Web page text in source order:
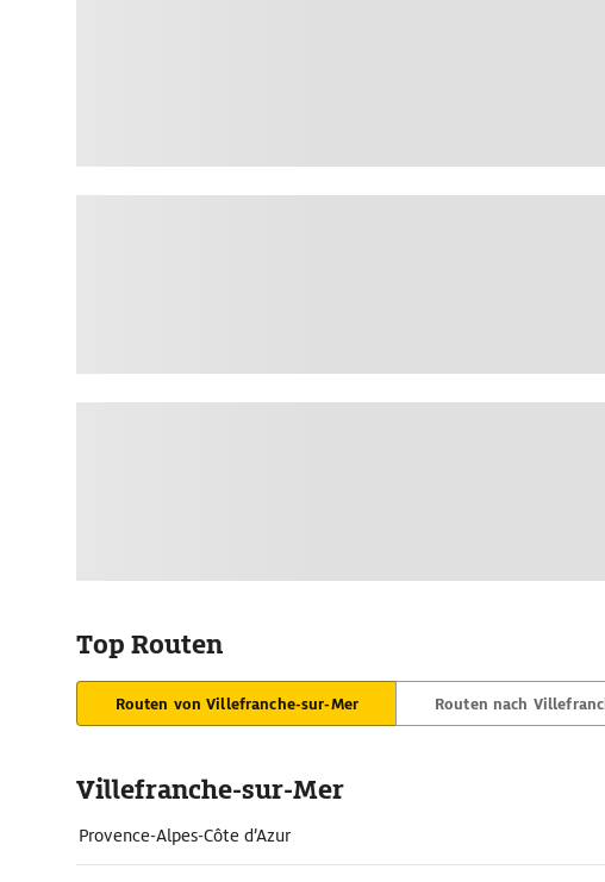
Top Routen
Routen von Villefranche-sur-Mer Routen nach
Villefranche-sur-Mer
Provence-Alpes-Côte d’Azur